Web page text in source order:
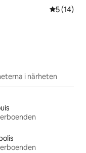
5 av 5 i
5 (14)
i närheten